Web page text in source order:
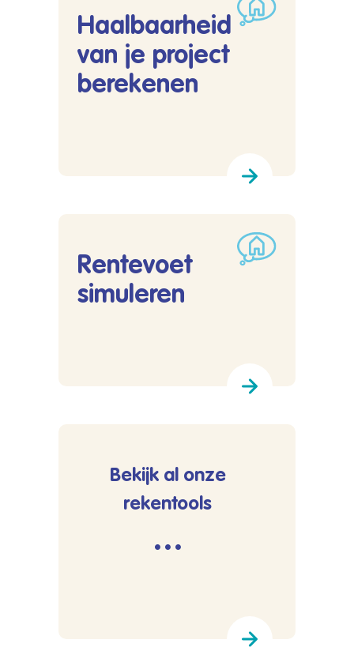
Haalbaarheid
van je project
berekenen
Rentevoet
simuleren
Bekijk al onze
rekentools
···